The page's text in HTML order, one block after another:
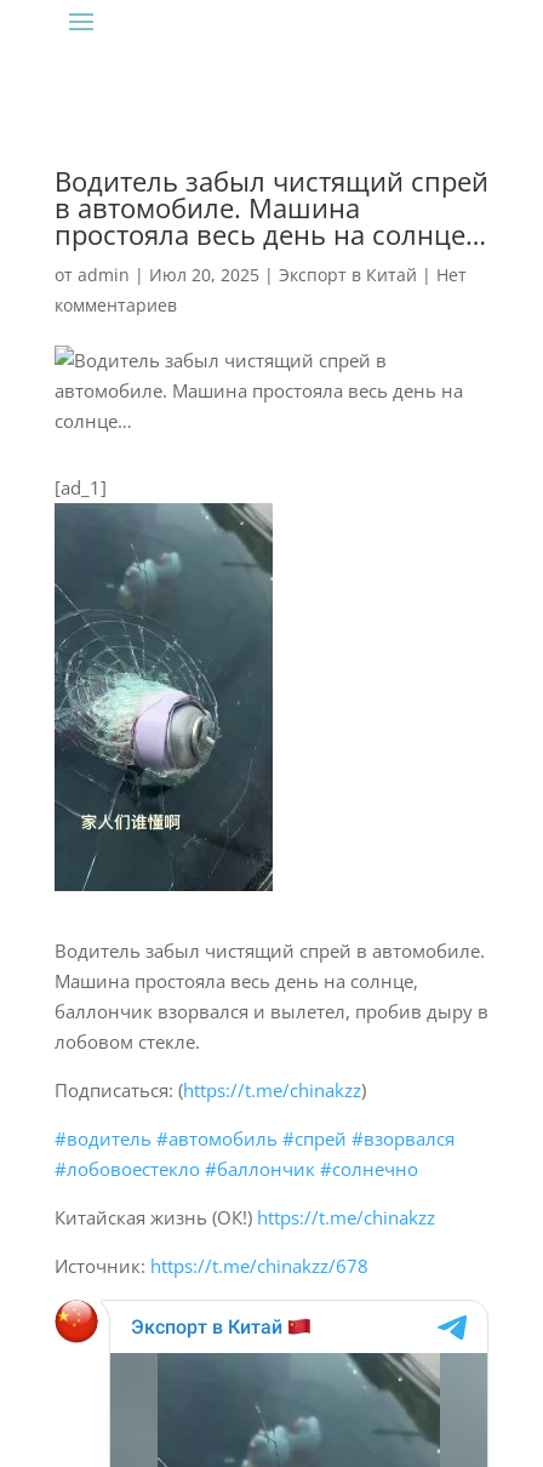
Водитель забыл чистящий спрей
в автомобиле. Машина
простояла весь день на солнце…
от admin | Июл 20, 2025| Экспорт в Китай | Нет
комментариев
[ad_1]
Водитель забыл чистящий спрей в автомобиле.
Машина простояла весь день на солнце,
баллончик взорвался и вылетел, пробив дыру в
лобовом стекле.
Подписаться: (https://t.me/chinakzz)
#водитель #автомобиль #спрей #взорвался
#лобовоестекло #баллончик #солнечно
Китайская жизнь (ОК!) https://t.me/chinakzz
Источник: https://t.me/chinakzz/678